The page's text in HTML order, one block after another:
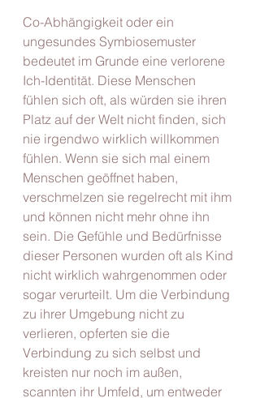
Co-Abhängigkeit oder ein
ungesundes Symbiosemuster
bedeutet im Grunde eine verlorene
Ich-Identität. Diese Menschen
fühlen sich oft, als würden sie ihren
Platz auf der Welt nicht finden, sich
nie irgendwo wirklich willkommen
fühlen. Wenn sie sich mal einem
Menschen geöffnet haben,
verschmelzen sie regelrecht mit ihm
und können nicht mehr ohne ihn
sein. Die Gefühle und Bedürfnisse
dieser Personen wurden oft als Kind
nicht wirklich wahrgenommen oder
sogar verurteilt. Um die Verbindung
zu ihrer Umgebung nicht zu
verlieren, opferten sie die
Verbindung zu sich selbst und
kreisten nur noch im außen,
scannten ihr Umfeld, um entweder